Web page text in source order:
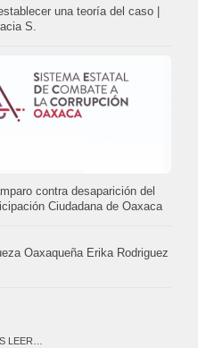
una teoría del caso |
S.
contra desaparición del
Ciudadana de Oaxaca
Oaxaqueña Erika Rodriguez
LEER…